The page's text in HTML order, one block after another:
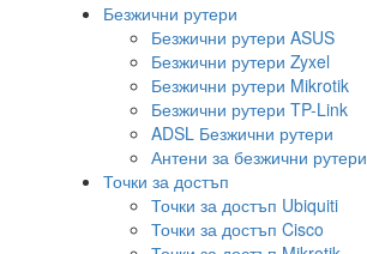
Безжични рутери
Безжични рутери ASUS
Безжични рутери Zyxel
Безжични рутери Mikrotik
Безжични рутери TP-Link
ADSL Безжични рутери
Антени за безжични рутери
Точки за достъп
Точки за достъп Ubiquiti
Точки за достъп Cisco